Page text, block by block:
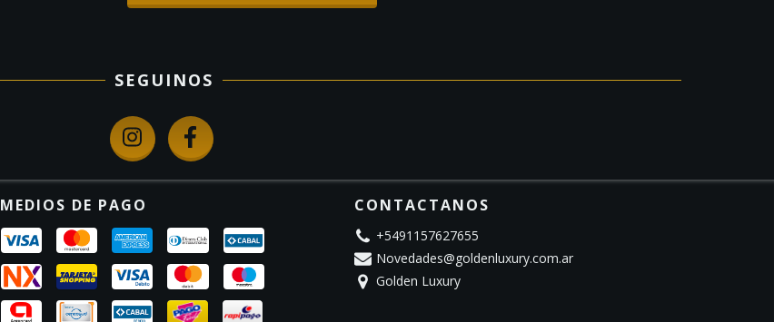
SEGUINOS
MEDIOS DE PAGO CONTACTANOS
+5491157627655
Novedades@goldenluxury.com.ar
Golden Luxury